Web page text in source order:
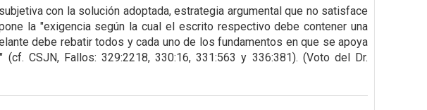
con la solución adoptada, estrategia argumental que no satisface
la "exigencia según la cual el escrito respectivo debe contener una
debe rebatir todos y cada uno de los fundamentos en que se apoya
(cf. CSJN, Fallos: 329:2218, 330:16, 331:563 y 336:381). (Voto del Dr.